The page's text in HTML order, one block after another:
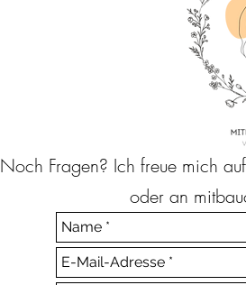
Noch Fragen? Ich freue mich
oder an